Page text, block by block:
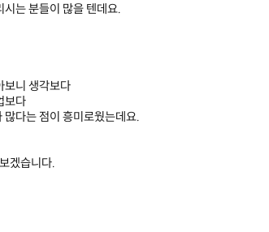
는 분들이 많을 텐데요.
보니 생각보다
보다
다는 점이 흥미로웠는데요.
겠습니다.